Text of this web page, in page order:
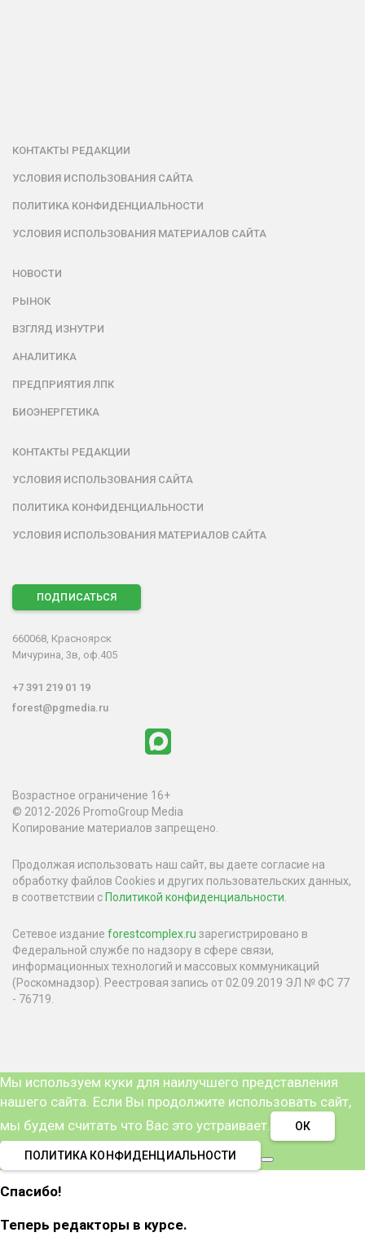
КОНТАКТЫ РЕДАКЦИИ
УСЛОВИЯ ИСПОЛЬЗОВАНИЯ САЙТА
ПОЛИТИКА КОНФИДЕНЦИАЛЬНОСТИ
УСЛОВИЯ ИСПОЛЬЗОВАНИЯ МАТЕРИАЛОВ САЙТА
НОВОСТИ
РЫНОК
ВЗГЛЯД ИЗНУТРИ
АНАЛИТИКА
ПРЕДПРИЯТИЯ ЛПК
БИОЭНЕРГЕТИКА
КОНТАКТЫ РЕДАКЦИИ
УСЛОВИЯ ИСПОЛЬЗОВАНИЯ САЙТА
ПОЛИТИКА КОНФИДЕНЦИАЛЬНОСТИ
УСЛОВИЯ ИСПОЛЬЗОВАНИЯ МАТЕРИАЛОВ САЙТА
ПОДПИСАТЬСЯ
660068, Красноярск
Мичурина, 3в, оф.405
+7 391 219 01 19
forest@pgmedia.ru
Возрастное ограничение 16+
© 2012-2026 PromoGroup Media
Копирование материалов запрещено.
Продолжая использовать наш сайт, вы даете согласие на
обработку файлов Cookies и других пользовательских данных,
в соответствии сПолитикой конфиденциальности
Сетевое издание forestcomplex.ru зарегистрировано в
Федеральной службе по надзору в сфере связи,
информационных технологий и массовых коммуникаций
(Роскомнадзор). Реестровая запись от 02.09.2019 ЭЛ № ФС 77
- 76719.
Мы используем куки для наилучшего представления
нашего сайта. Если Вы продолжите использовать сайт,
мы будем считать что Вас это устраивает.
ОК
ПОЛИТИКА КОНФИДЕНЦИАЛЬНОСТИ
Спасибо!
Теперь редакторы в курсе.